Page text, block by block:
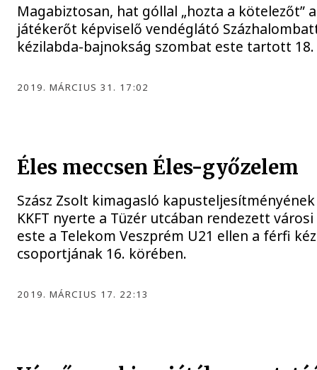
Magabiztosan, hat góllal „hozta a kötelezőt”
játékerőt képviselő vendéglátó
kézilabda-bajnokság szombat este tartott
2019. MÁRCIUS 31. 17:02
Éles meccsen Éles-győzelem
Szász Zsolt kimagasló
KKFT nyerte a Tüzér utcában rendezett
este a Telekom Veszprém U21 ellen a férfi
csoportjának 16. körében.
2019. MÁRCIUS 17. 22:13